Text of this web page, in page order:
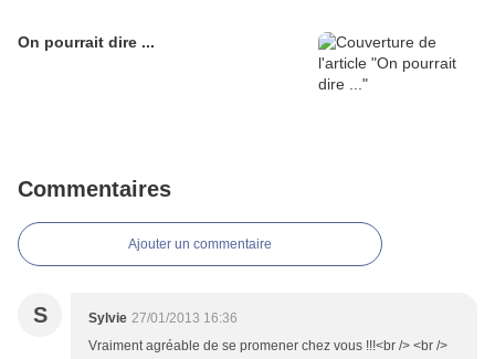
On pourrait dire ...
Commentaires
Ajouter un commentaire
S Sylvie 27/01/2013 16:36
Vraiment agréable de se promener chez vous !!!<br /> <br />